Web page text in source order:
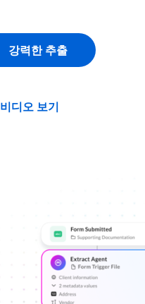
강력한 추출
비디오 보기